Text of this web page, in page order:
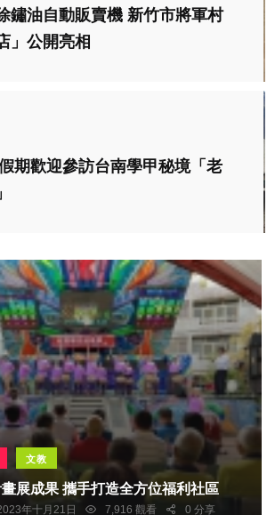
鏽油自動販賣機 新竹市將軍村
」公開亮相
期歡迎參訪台南學甲秘境「老
文教
展成果 攜手打造全方位福利社區
年十月21日 7,916 觀看 0 分享